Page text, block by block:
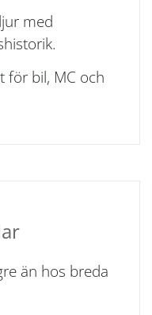
med
för bil, MC och
än hos breda